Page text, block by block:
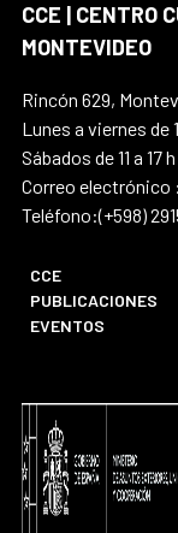
CCE | CENTRO
MONTEVIDEO
Rincón 629,
Lunes a viernes de
Sábados de 11 a 17 h
Correo electrónico
Teléfono:(+598)
CCE
PUBLICACIONES
EVENTOS